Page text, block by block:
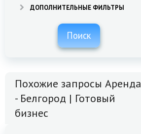
ДОПОЛНИТЕЛЬНЫЕ ФИЛЬТРЫ
Поиск
Похожие запросы Аренда
- Белгород | Готовый
бизнес